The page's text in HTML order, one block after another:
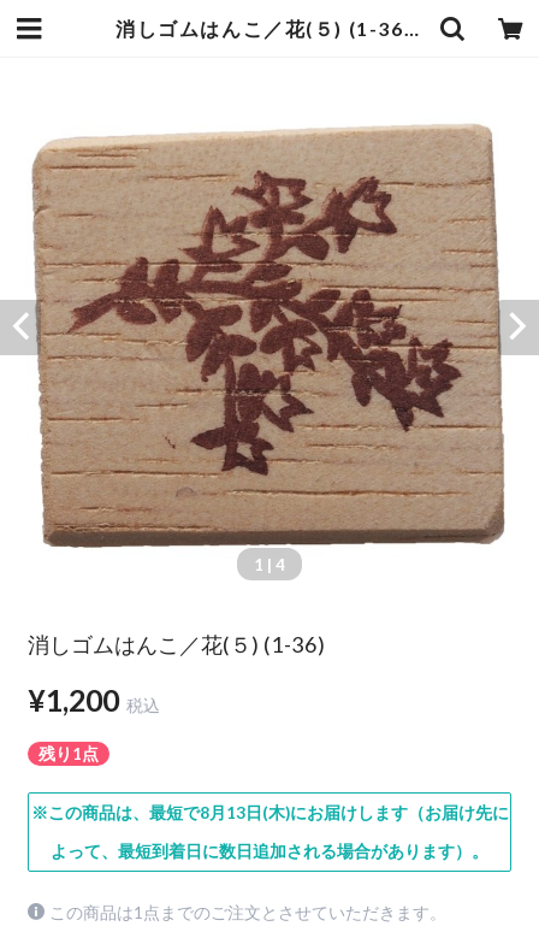
消しゴムはんこ／花(５) (1-36) | 手づくりうふい
1 | 4
消しゴムはんこ／花(５) (1-36)
¥1,200 税込
残り1点
※この商品は、最短で8月13日(木)にお届けします（お届け先に
よって、最短到着日に数日追加される場合があります）。
この商品は1点までのご注文とさせていただきます。